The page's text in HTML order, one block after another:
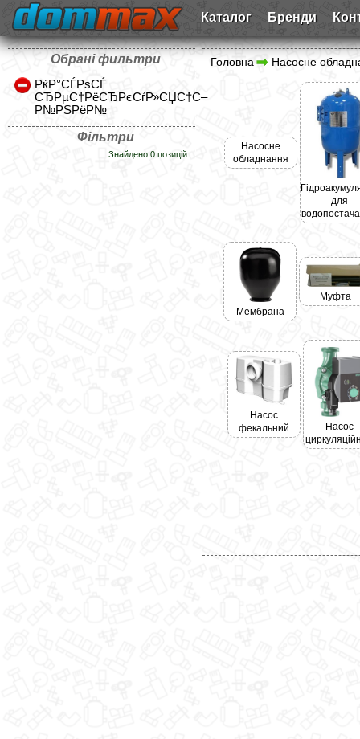
Каталог Бренди
Обрані фильтри
РќР°СЃРѕСЃ
СЂРµС†РёСЂРєСѓР»СЏС†С–
Р№РЅРёР№
Фільтри
Знайдено 0 позицій
Головна Насосне
Насосне
обладнання
для
Мембрана
Муфта
Насос
фекальний
Насос